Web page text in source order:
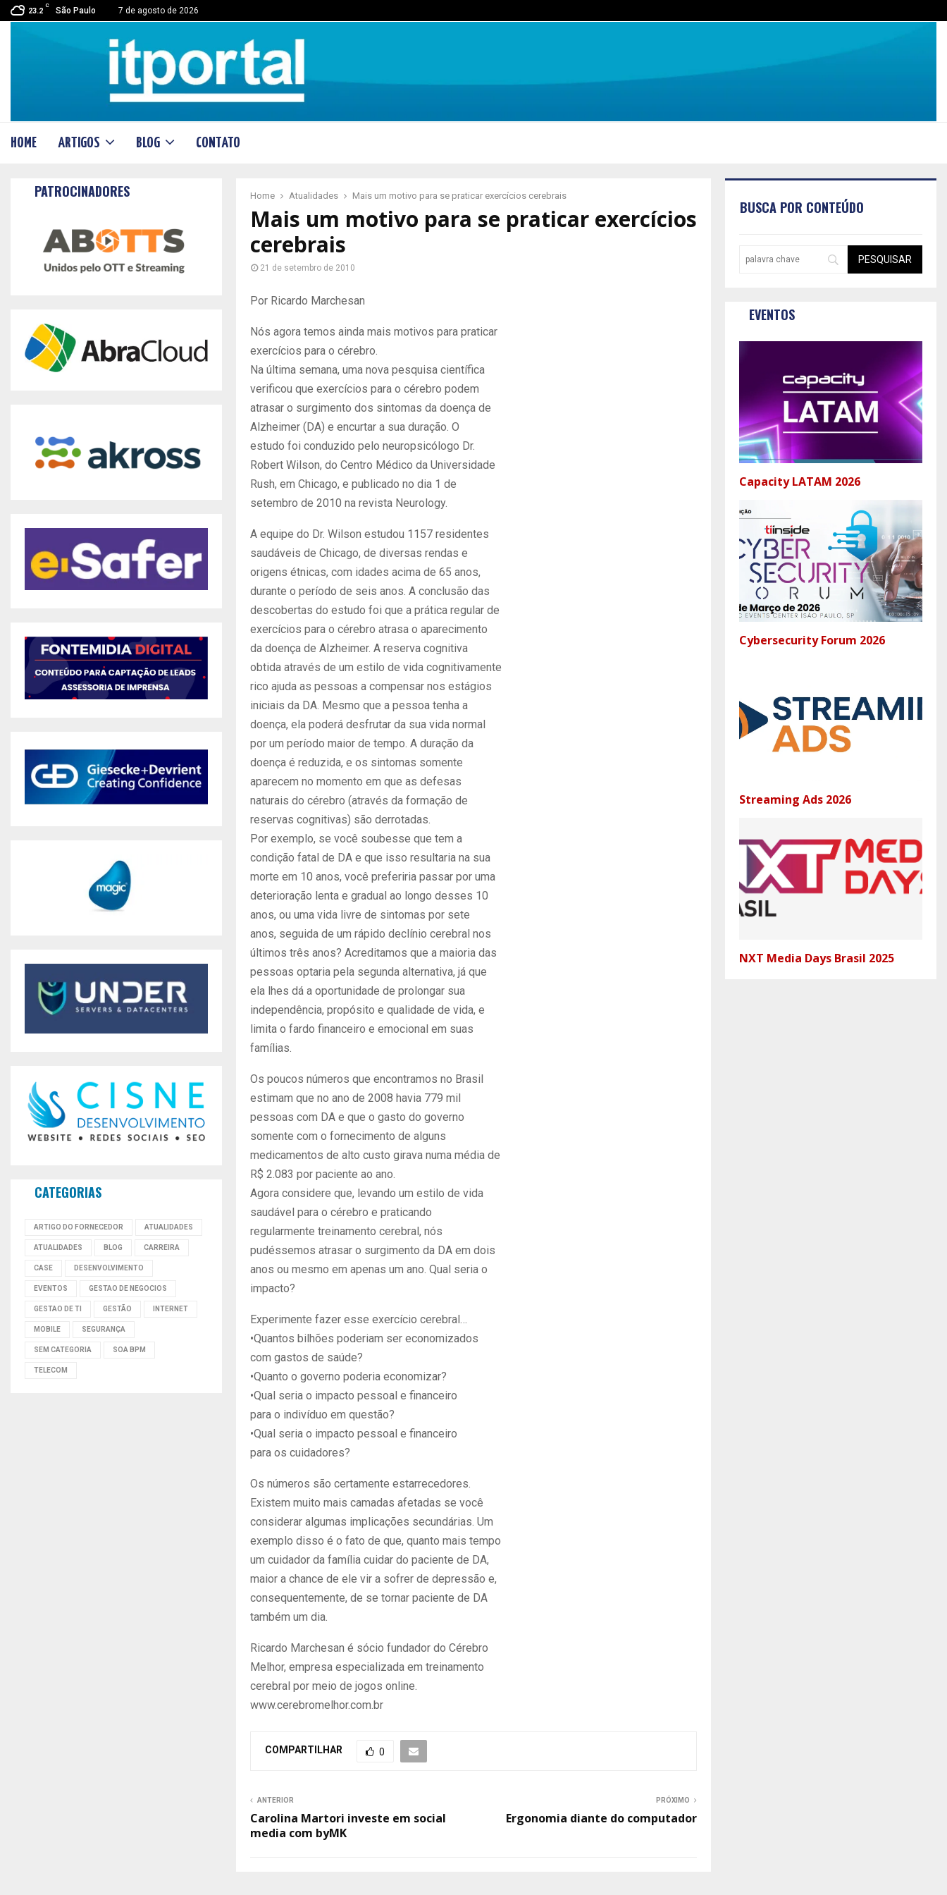
23.2
C
São Paulo 7 de agosto de 2026
HOME ARTIGOS BLOG CONTATO
Home Atualidades Mais um motivo para se praticar exercícios cerebrais
Mais um motivo para se praticar exercícios
cerebrais
21 de setembro de 2010
Por Ricardo Marchesan
Nós agora temos ainda mais motivos para praticar
exercícios para o cérebro.
Na última semana, uma nova pesquisa científica
verificou que exercícios para o cérebro podem
atrasar o surgimento dos sintomas da doença de
Alzheimer (DA) e encurtar a sua duração. O
estudo foi conduzido pelo neuropsicólogo Dr.
Robert Wilson, do Centro Médico da Universidade
Rush, em Chicago, e publicado no dia 1 de
setembro de 2010 na revista Neurology.
A equipe do Dr. Wilson estudou 1157 residentes
saudáveis de Chicago, de diversas rendas e
origens étnicas, com idades acima de 65 anos,
durante o período de seis anos. A conclusão das
descobertas do estudo foi que a prática regular de
exercícios para o cérebro atrasa o aparecimento
da doença de Alzheimer. A reserva cognitiva
obtida através de um estilo de vida cognitivamente
rico ajuda as pessoas a compensar nos estágios
iniciais da DA. Mesmo que a pessoa tenha a
doença, ela poderá desfrutar da sua vida normal
por um período maior de tempo. A duração da
doença é reduzida, e os sintomas somente
aparecem no momento em que as defesas
naturais do cérebro (através da formação de
reservas cognitivas) são derrotadas.
Por exemplo, se você soubesse que tem a
condição fatal de DA e que isso resultaria na sua
morte em 10 anos, você preferiria passar por uma
deterioração lenta e gradual ao longo desses 10
anos, ou uma vida livre de sintomas por sete
anos, seguida de um rápido declínio cerebral nos
últimos três anos? Acreditamos que a maioria das
pessoas optaria pela segunda alternativa, já que
ela lhes dá a oportunidade de prolongar sua
independência, propósito e qualidade de vida, e
limita o fardo financeiro e emocional em suas
famílias.
Os poucos números que encontramos no Brasil
estimam que no ano de 2008 havia 779 mil
pessoas com DA e que o gasto do governo
somente com o fornecimento de alguns
medicamentos de alto custo girava numa média de
R$ 2.083 por paciente ao ano.
Agora considere que, levando um estilo de vida
saudável para o cérebro e praticando
regularmente treinamento cerebral, nós
pudéssemos atrasar o surgimento da DA em dois
anos ou mesmo em apenas um ano. Qual seria o
impacto?
Experimente fazer esse exercício cerebral…
•Quantos bilhões poderiam ser economizados
com gastos de saúde?
•Quanto o governo poderia economizar?
•Qual seria o impacto pessoal e financeiro
para o indivíduo em questão?
•Qual seria o impacto pessoal e financeiro
para os cuidadores?
Os números são certamente estarrecedores.
Existem muito mais camadas afetadas se você
considerar algumas implicações secundárias. Um
exemplo disso é o fato de que, quanto mais tempo
um cuidador da família cuidar do paciente de DA,
maior a chance de ele vir a sofrer de depressão e,
consequentemente, de se tornar paciente de DA
também um dia.
Ricardo Marchesan é sócio fundador do Cérebro
Melhor, empresa especializada em treinamento
cerebral por meio de jogos online.
www.cerebromelhor.com.br
COMPARTILHAR 0
ANTERIOR
Carolina Martori investe em social
media com byMK
PRÓXIMO
Ergonomia diante do computador
PATROCINADORES
CATEGORIAS
ARTIGO DO FORNECEDOR ATUALIDADES
ATUALIDADES BLOG CARREIRA
CASE DESENVOLVIMENTO
EVENTOS GESTAO DE NEGOCIOS
GESTAO DE TI GESTÃO INTERNET
MOBILE SEGURANÇA
SEM CATEGORIA SOA BPM
TELECOM
BUSCA POR CONTEÚDO
EVENTOS
Capacity LATAM 2026
Cybersecurity Forum 2026
Streaming Ads 2026
NXT Media Days Brasil 2025